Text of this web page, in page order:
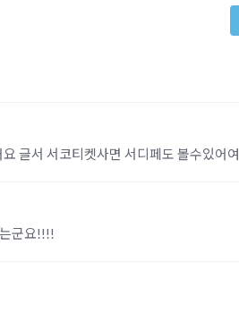
글서 서코티켓사면 서디페도 볼수있어여
군요!!!!